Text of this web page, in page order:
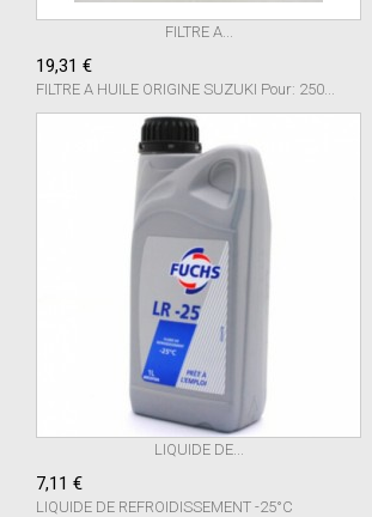
FILTRE A...
19,31 €
FILTRE A HUILE ORIGINE SUZUKI Pour: 250...
LIQUIDE DE...
7,11 €
LIQUIDE DE REFROIDISSEMENT -25°C